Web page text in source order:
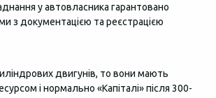
у автовласника гарантовано
з документацією та реєстрацією
двигунів, то вони мають
і нормально «Капіталі» після 300-